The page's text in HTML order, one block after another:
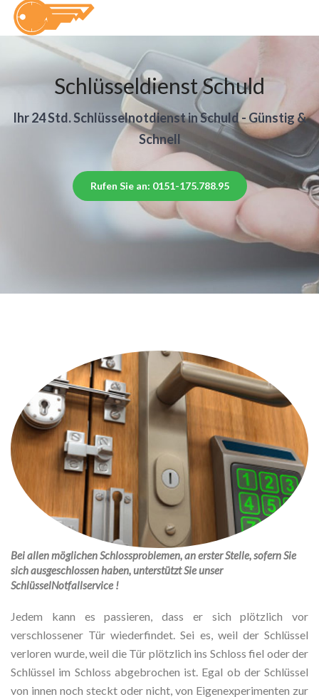
Schlüsseldienst Schuld
Ihr 24 Std. Schlüsselnotdienst in Schuld - Günstig &
Schnell
Rufen Sie an: 0151-175.788.95
Bei allen möglichen Schlossproblemen, an erster Stelle, sofern Sie
sich ausgeschlossen haben, unterstützt Sie unser
SchlüsselNotfallservice !
Jedem kann es passieren, dass er sich plötzlich vor
verschlossener Tür wiederfindet. Sei es, weil der Schlüssel
verloren wurde, weil die Tür plötzlich ins Schloss fiel oder der
Schlüssel im Schloss abgebrochen ist. Egal ob der Schlüssel
von innen noch steckt oder nicht, von Eigenexperimenten zur